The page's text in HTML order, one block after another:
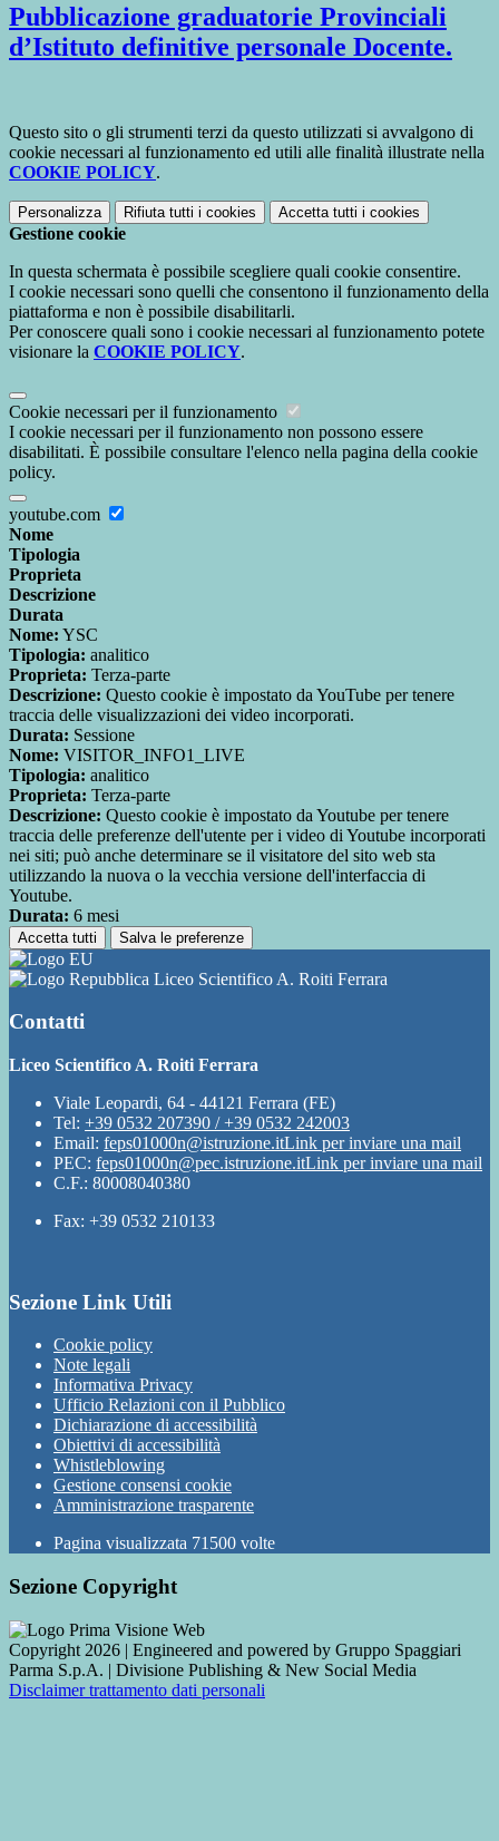
Pubblicazione graduatorie Provinciali
d’Istituto definitive personale Docente.
Questo sito o gli strumenti terzi da questo utilizzati si avvalgono di
cookie necessari al funzionamento ed utili alle finalità illustrate nella
COOKIE POLICY.
Personalizza Rifiuta tutti i cookies Accetta tutti i cookies
Gestione cookie
In questa schermata è possibile scegliere quali cookie consentire.
I cookie necessari sono quelli che consentono il funzionamento della
piattaforma e non è possibile disabilitarli.
Per conoscere quali sono i cookie necessari al funzionamento potete
visionare la COOKIE POLICY.
Cookie necessari per il funzionamento
I cookie necessari per il funzionamento non possono essere
disabilitati. È possibile consultare l'elenco nella pagina della cookie
policy.
youtube.com
Nome
Tipologia
Proprieta
Descrizione
Durata
Nome: YSC
Tipologia: analitico
Proprieta: Terza-parte
Descrizione: Questo cookie è impostato da YouTube per tenere
traccia delle visualizzazioni dei video incorporati.
Durata: Sessione
Nome: VISITOR_INFO1_LIVE
Tipologia: analitico
Proprieta: Terza-parte
Descrizione: Questo cookie è impostato da Youtube per tenere
traccia delle preferenze dell'utente per i video di Youtube incorporati
nei siti; può anche determinare se il visitatore del sito web sta
utilizzando la nuova o la vecchia versione dell'interfaccia di
Youtube.
Durata: 6 mesi
Accetta tutti Salva le preferenze
Liceo Scientifico A. Roiti Ferrara
Contatti
Liceo Scientifico A. Roiti Ferrara
Viale Leopardi, 64 - 44121 Ferrara (FE)
Tel: +39 0532 207390 / +39 0532 242003
Email: feps01000n@istruzione.itLink per inviare una mail
PEC: feps01000n@pec.istruzione.itLink per inviare una mail
C.F.: 80008040380
Fax: +39 0532 210133
Sezione Link Utili
Cookie policy
Note legali
Informativa Privacy
Ufficio Relazioni con il Pubblico
Dichiarazione di accessibilità
Obiettivi di accessibilità
Whistleblowing
Gestione consensi cookie
Amministrazione trasparente
Pagina visualizzata 71500 volte
Sezione Copyright
Copyright 2026 | Engineered and powered by Gruppo Spaggiari
Parma S.p.A. | Divisione Publishing & New Social Media
Disclaimer trattamento dati personali